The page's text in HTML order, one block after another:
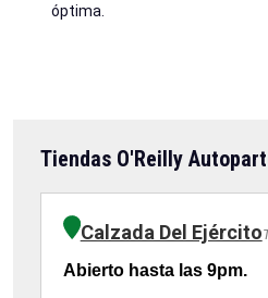
óptima.
Tiendas O'Reilly
Calzada Del Ejército
Abierto hasta las 9pm.